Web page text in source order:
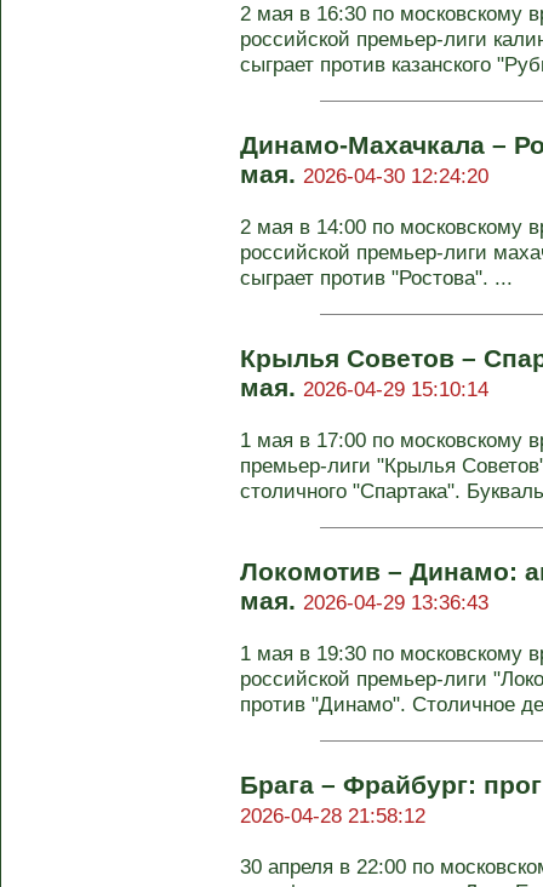
2 мая в 16:30 по московскому
российской премьер-лиги
сыграет против казанского
Динамо-Махачкала –
мая. 2026-04-30 12:24:20
2 мая в 14:00 по московскому
российской премьер-лиги
сыграет против "Ростова". ...
Крылья Советов –
мая. 2026-04-29 15:10:14
1 мая в 17:00 по московскому
премьер-лиги "Крылья
столичного "Спартака".
Локомотив – Динамо:
мая. 2026-04-29 13:36:43
1 мая в 19:30 по московскому
российской премьер-лиги
против "Динамо". Столичное
Брага – Фрайбург:
2026-04-28 21:58:12
30 апреля в 22:00 по